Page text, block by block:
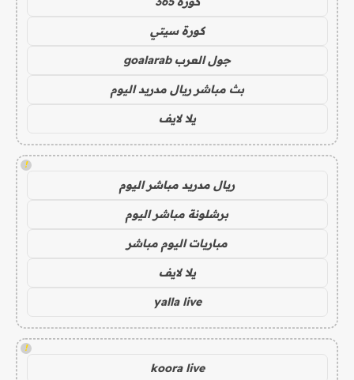
كورة سيتي
جول العرب goalarab
بث مباشر ريال مدريد اليوم
يلا لايف
!
ريال مدريد مباشر اليوم
برشلونة مباشر اليوم
مباريات اليوم مباشر
يلا لايف
yalla live
!
koora live